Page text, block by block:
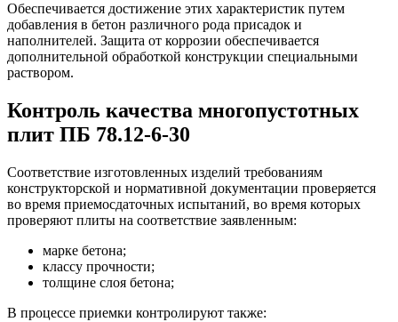
Обеспечивается достижение этих характеристик путем
добавления в бетон различного рода присадок и
наполнителей. Защита от коррозии обеспечивается
дополнительной обработкой конструкции специальными
раствором.
Контроль качества многопустотных
плит ПБ 78.12-6-30
Соответствие изготовленных изделий требованиям
конструкторской и нормативной документации проверяется
во время приемосдаточных испытаний, во время которых
проверяют плиты на соответствие заявленным:
марке бетона;
классу прочности;
толщине слоя бетона;
В процессе приемки контролируют также: